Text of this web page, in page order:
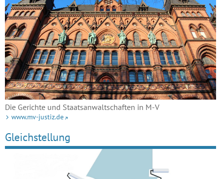
Die Gerichte und Staatsanwaltschaften in M-V
www.mv-justiz.de
Gleichstellung